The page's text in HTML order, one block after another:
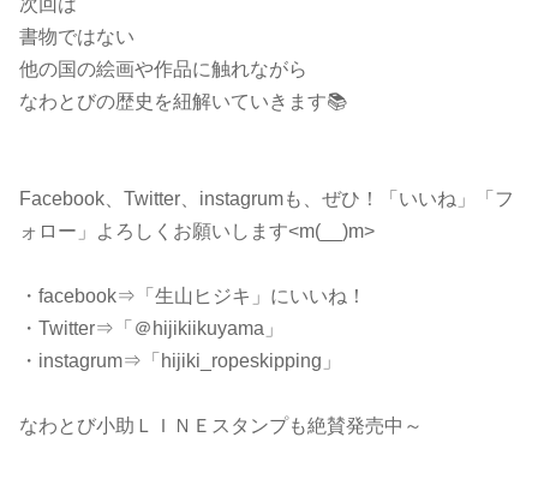
書物ではない
他の国の絵画や作品に触れながら
なわとびの歴史を紐解いていきます📚
Facebook、Twitter、instagrumも、ぜひ！「いいね」「フ
ォロー」よろしくお願いします<m(__)m>
・facebook⇒「生山ヒジキ」にいいね！
・Twitter⇒「＠hijikiikuyama」
・instagrum⇒「hijiki_ropeskipping」
なわとび小助ＬＩＮＥスタンプも絶賛発売中～